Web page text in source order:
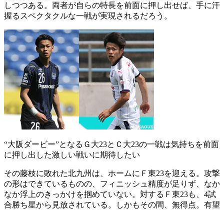
しつつある。両者が自らの特長を前面に押し出せば、手に汗
握るスペクタクルな一戦が実現されるだろう。
“大阪ダービー”となるＧ大23とＣ大23の一戦は気持ちを前面
に押し出した激しい戦いに期待したい
その藤枝に敗れた北九州は、ホームにＦ東23を迎える。攻撃
の形はできているものの、フィニッシュ精度が足りず、なか
なか浮上のきっかけを掴めていない。対するＦ東23も、4試
合勝ち星から見放されている。しかもその間、無得点。有望